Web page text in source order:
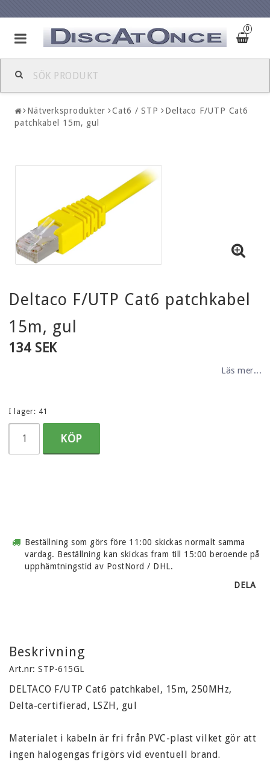
0
Nätverksprodukter Cat6 / STP
Deltaco F/UTP Cat6
patchkabel 15m, gul
Deltaco F/UTP Cat6 patchkabel
15m, gul
134 SEK
Läs mer...
I lager: 41
KÖP
Beställning som görs före 11:00 skickas normalt samma
vardag. Beställning kan skickas fram till 15:00 beroende på
upphämtningstid av PostNord / DHL.
DELA
Beskrivning
Art.nr: STP-615GL
DELTACO F/UTP Cat6 patchkabel, 15m, 250MHz,
Delta-certifierad, LSZH, gul
Materialet i kabeln är fri från PVC-plast vilket gör att
ingen halogengas frigörs vid eventuell brand.